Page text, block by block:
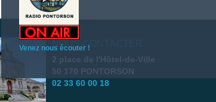
Venez nous écouter !NOUS CONTACTER
2 place de l'Hôtel-de-Ville
50 170 PONTORSON
02 33 60 00 18